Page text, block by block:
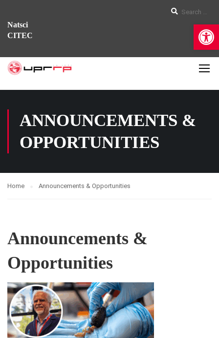
Natsci
CITEC
ANNOUNCEMENTS &
OPPORTUNITIES
Home Announcements & Opportunities
Announcements &
Opportunities